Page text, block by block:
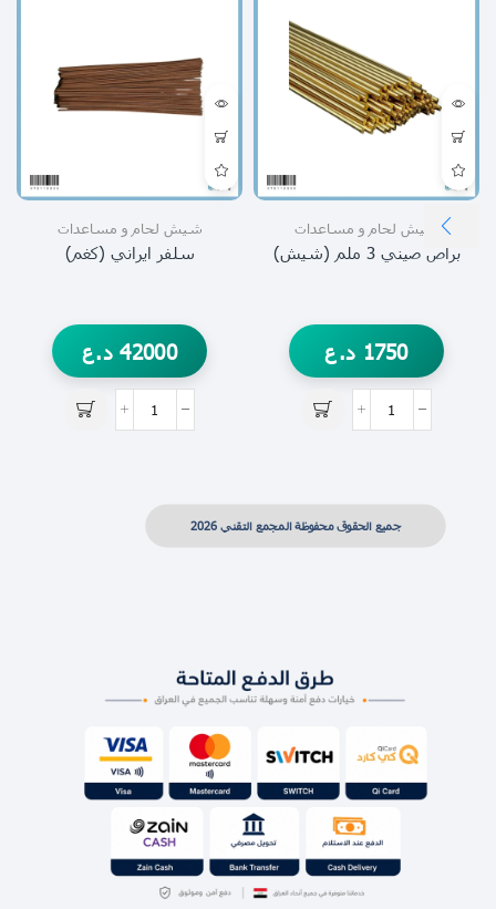
شيش لحام و مساعدات
براص صيني 3 ملم (شيش)
1750 د.ع
شيش لحام و مساعدات
سلفر ايراني (كغم)
42000 د.ع
جميع الحقوق محفوظة المجمع التقني 2026